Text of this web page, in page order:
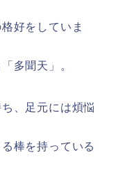
好をしていま
多聞天」。
、足元には煩悩
棒を持っている